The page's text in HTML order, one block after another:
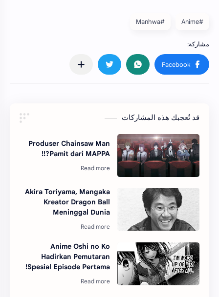
#Anime
#Manhwa
قد تُعجبك هذه المشاركات
Produser Chainsaw Man
Pamit dari MAPPA?!!
Akira Toriyama, Mangaka
Kreator Dragon Ball
Meninggal Dunia
Anime Oshi no Ko
Hadirkan Pemutaran
Spesial Episode Pertama!